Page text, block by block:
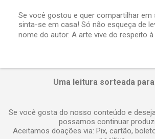
c
o
m
Se você gostou e quer compartilhar em
sinta-se em casa! Só não esqueça de
nome do autor. A arte vive do respeito
Uma leitura sorteada
Se você gosta do nosso conteúdo e
possamos continuar
Aceitamos doações via: Pix, cartão,